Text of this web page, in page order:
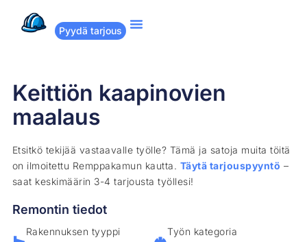
Pyydä tarjous
Keittiön kaapinovien
maalaus
Etsitkö tekijää vastaavalle työlle? Tämä ja satoja muita töitä
on ilmoitettu Remppakamun kautta. Täytä tarjouspyyntö –
saat keskimäärin 3-4 tarjousta työllesi!
Remontin tiedot
Rakennuksen tyyppi Työn kategoria